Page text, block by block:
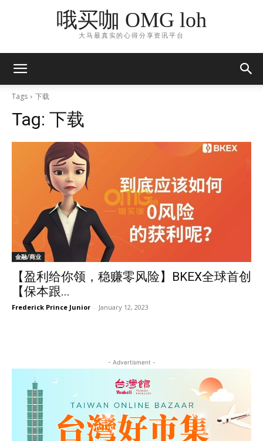
哦买咖 OMG loh
大马最真实的心得分享资讯平台
Tags 下载
Tag: 下载
金融/商业
【盈利给你领，稳赚零风险】BKEX全球首创
【保本跟...
Frederick Prince Junior - January 12, 2023
- Advertisment -